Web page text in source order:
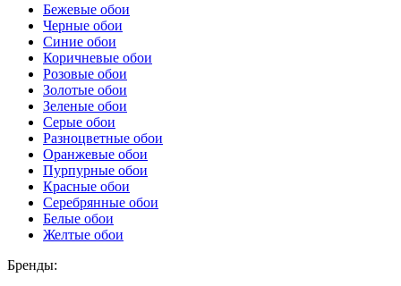
Бежевые обои
Черные обои
Синие обои
Коричневые обои
Розовые обои
Золотые обои
Зеленые обои
Серые обои
Разноцветные обои
Оранжевые обои
Пурпурные обои
Красные обои
Серебрянные обои
Белые обои
Желтые обои
Бренды: